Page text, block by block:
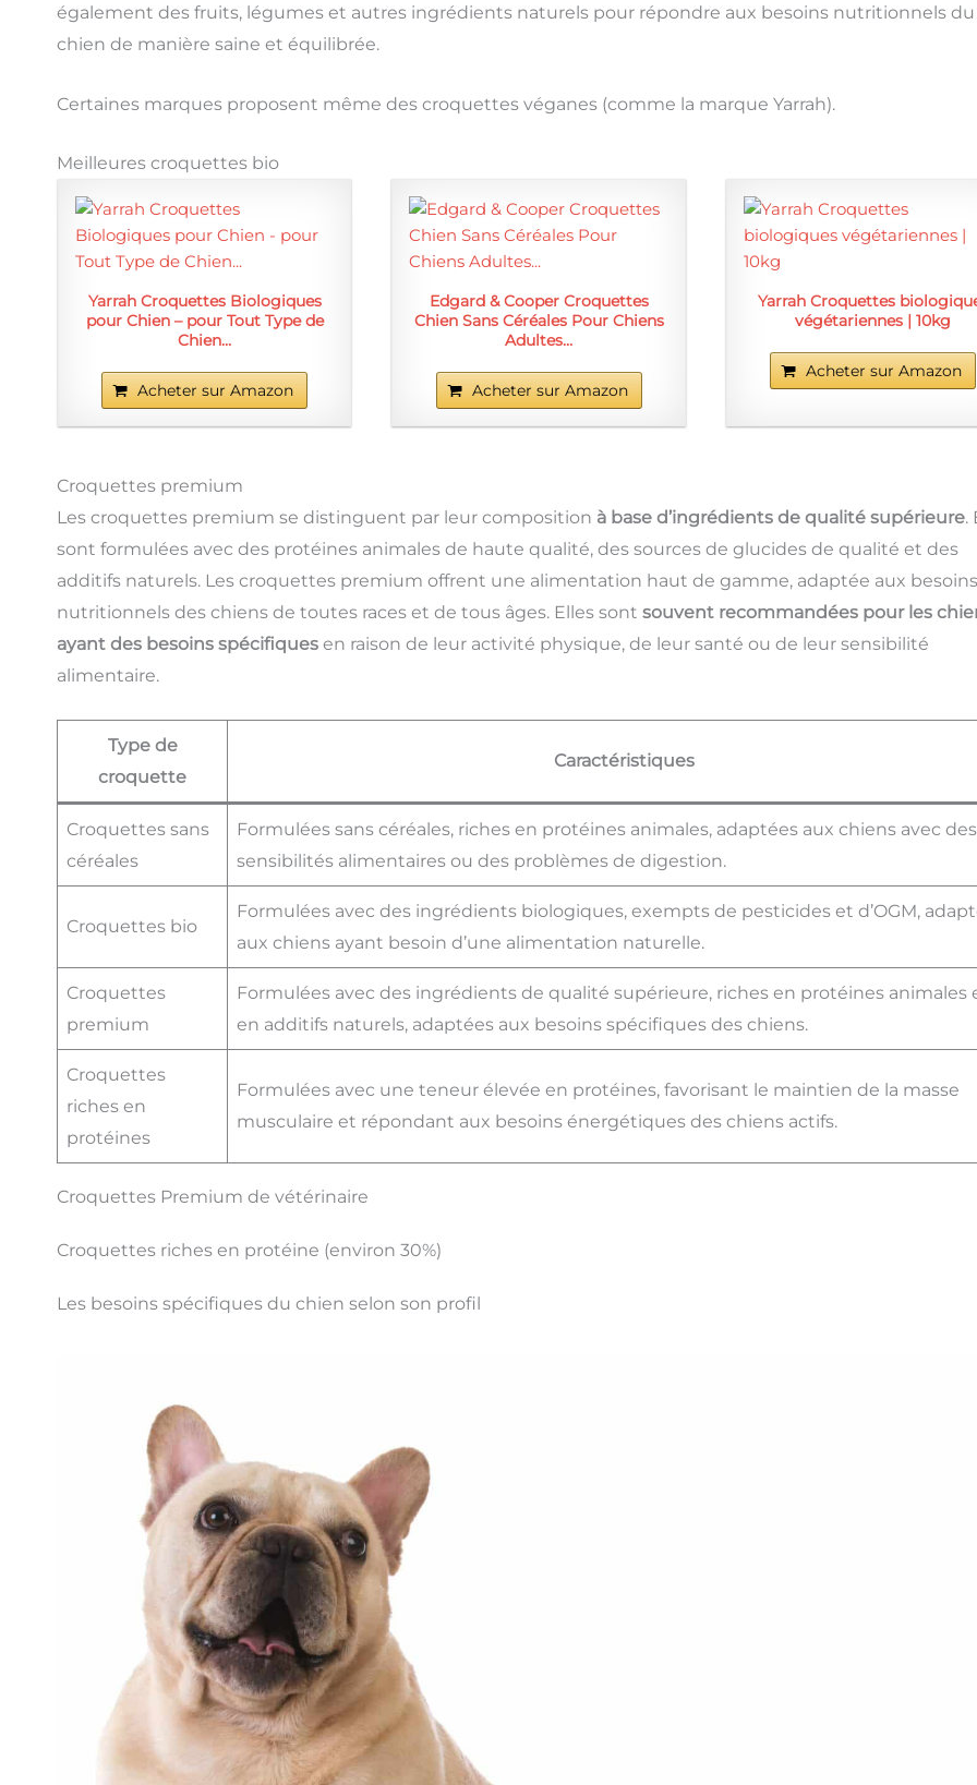
également des fruits, légumes et autres ingrédients naturels pour répondre aux besoins nutritionnels du
chien de manière saine et équilibrée.
Certaines marques proposent même des croquettes véganes (comme la marque Yarrah).
Meilleures croquettes bio
Yarrah Croquettes Biologiques
pour Chien – pour Tout Type de
Chien…
Acheter sur Amazon
Edgard & Cooper Croquettes
Chien Sans Céréales Pour Chiens
Adultes…
Acheter sur Amazon
Yarrah Croquettes
végétariennes | 10kg
Acheter sur Amazon
Croquettes premium
Les croquettes premium se distinguent par leur composition à base d’ingrédients de qualité supérieure.
sont formulées avec des protéines animales de haute qualité, des sources de glucides de qualité et des
additifs naturels. Les croquettes premium offrent une alimentation haut de gamme, adaptée aux besoins
nutritionnels des chiens de toutes races et de tous âges. Elles sont souvent recommandées pour les
ayant des besoins spécifiques en raison de leur activité physique, de leur santé ou de leur sensibilité
alimentaire.
Type de
croquette
Caractéristiques
Croquettes sans
céréales
Formulées sans céréales, riches en protéines animales, adaptées aux chiens avec des
sensibilités alimentaires ou des problèmes de digestion.
Croquettes bio
Formulées avec des ingrédients biologiques, exempts de pesticides et d’OGM,
aux chiens ayant besoin d’une alimentation naturelle.
Croquettes
premium
Formulées avec des ingrédients de qualité supérieure, riches en protéines animales
en additifs naturels, adaptées aux besoins spécifiques des chiens.
Croquettes
riches en
protéines
Formulées avec une teneur élevée en protéines, favorisant le maintien de la masse
musculaire et répondant aux besoins énergétiques des chiens actifs.
Croquettes Premium de vétérinaire
Croquettes riches en protéine (environ 30%)
Les besoins spécifiques du chien selon son profil